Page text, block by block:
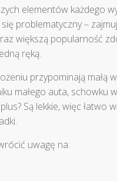
elementów każdego
problematyczny –
większą popularność
ręką.
przypominają małą
małego auta, schowku
Są lekkie, więc łatwo
uwagę na: